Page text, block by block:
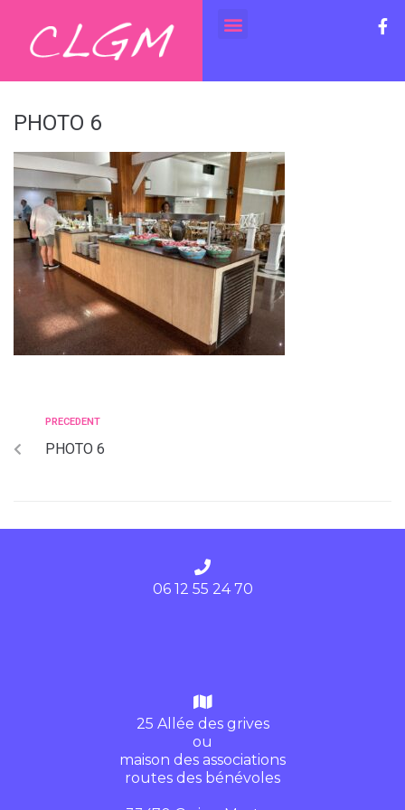
PHOTO 6
PRECEDENT
PHOTO 6
06 12 55 24 70
25 Allée des grives
ou
maison des associations
routes des bénévoles